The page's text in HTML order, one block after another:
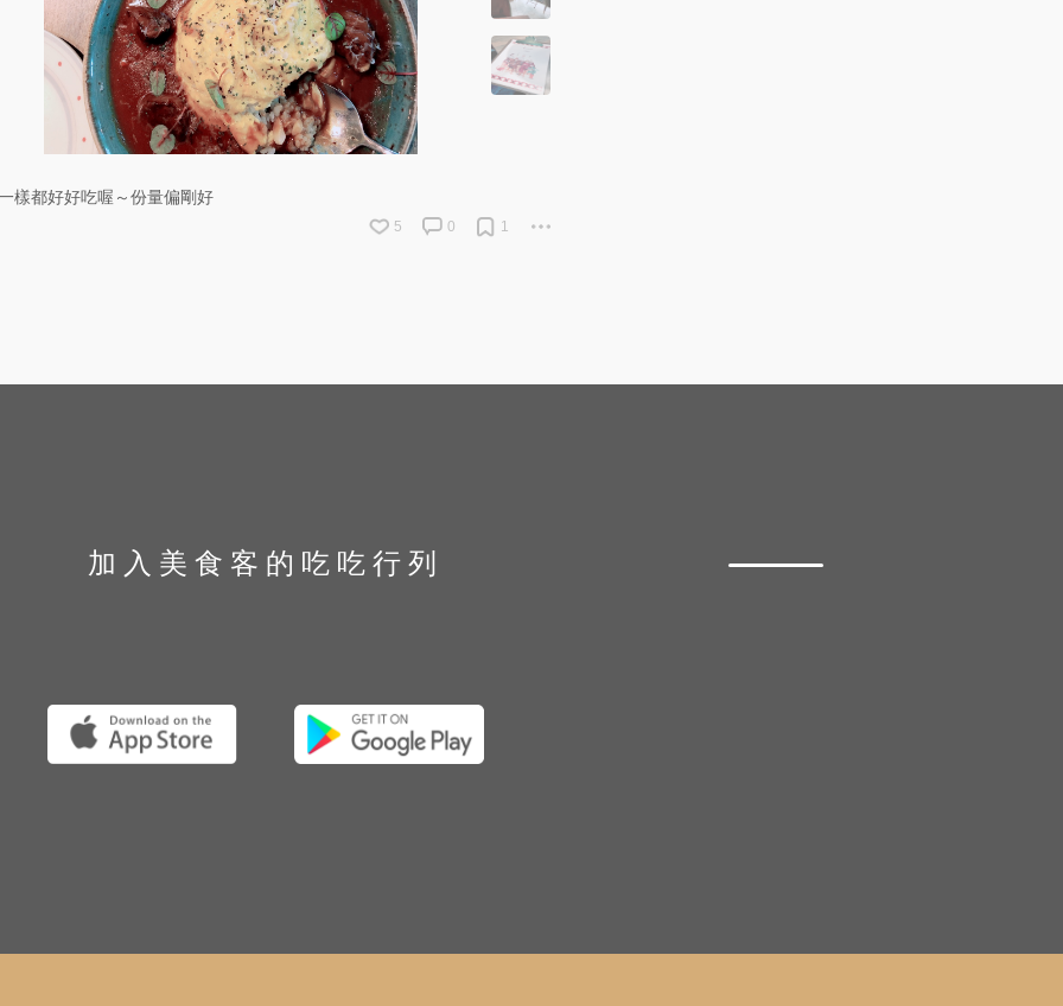
樣都好好吃喔～份量偏剛好
5 0 1
加入美食客的吃吃行列